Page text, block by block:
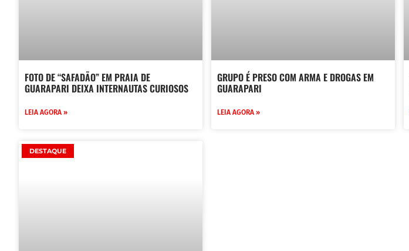
FOTO DE “SAFADÃO” EM PRAIA DE
GUARAPARI DEIXA INTERNAUTAS CURIOSOS
LEIA AGORA »
GRUPO É PRESO COM ARMA E DROGAS EM
GUARAPARI
LEIA AGORA »
DESTAQUE